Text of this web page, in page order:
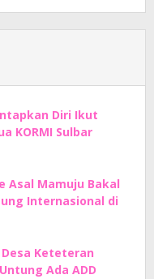
Diri Ikut
KORMI Sulbar
Asal Mamuju Bakal
Internasional di
Keteteran
Ada ADD